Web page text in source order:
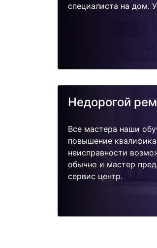
специалиста на дом.
Недорогой
Все мастера наши
повышение
неисправности
обычно и мастер
сервис центр.